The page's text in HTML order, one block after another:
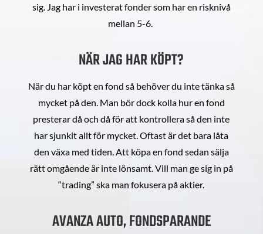
sig. Jag har i investerat fonder som har en risknivå
mellan 5-6.
NÄR JAG HAR KÖPT?
När du har köpt en fond så behöver du inte tänka så
mycket på den. Man bör dock kolla hur en fond
presterar då och då för att kontrollera så den inte
har sjunkit allt för mycket. Oftast är det bara låta
den växa med tiden. Att köpa en fond sedan sälja
rätt omgående är inte lönsamt. Vill man ge sig in på
“trading” ska man fokusera på aktier.
AVANZA AUTO, FONDSPARANDE